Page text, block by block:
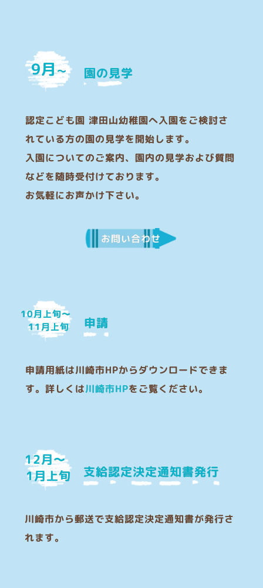
9月〜 園の見学
認定こども園 津田山幼稚園へ入園をご検討さ
れている方の園の見学を開始します。
入園についてのご案内、園内の見学および質問
などを随時受付けております。
お気軽にお声かけ下さい。
お問い合わせ
10月上旬〜
11月上旬 申請
申請用紙は川崎市HPからダウンロードできま
す。詳しくは川崎市HPをご覧ください。
12月〜
1月上旬 支給認定決定通知書発行
川崎市から郵送で支給認定決定通知書が発行さ
れます。